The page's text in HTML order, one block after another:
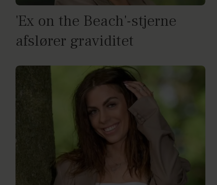
'Ex on the Beach'-stjerne
afslører graviditet